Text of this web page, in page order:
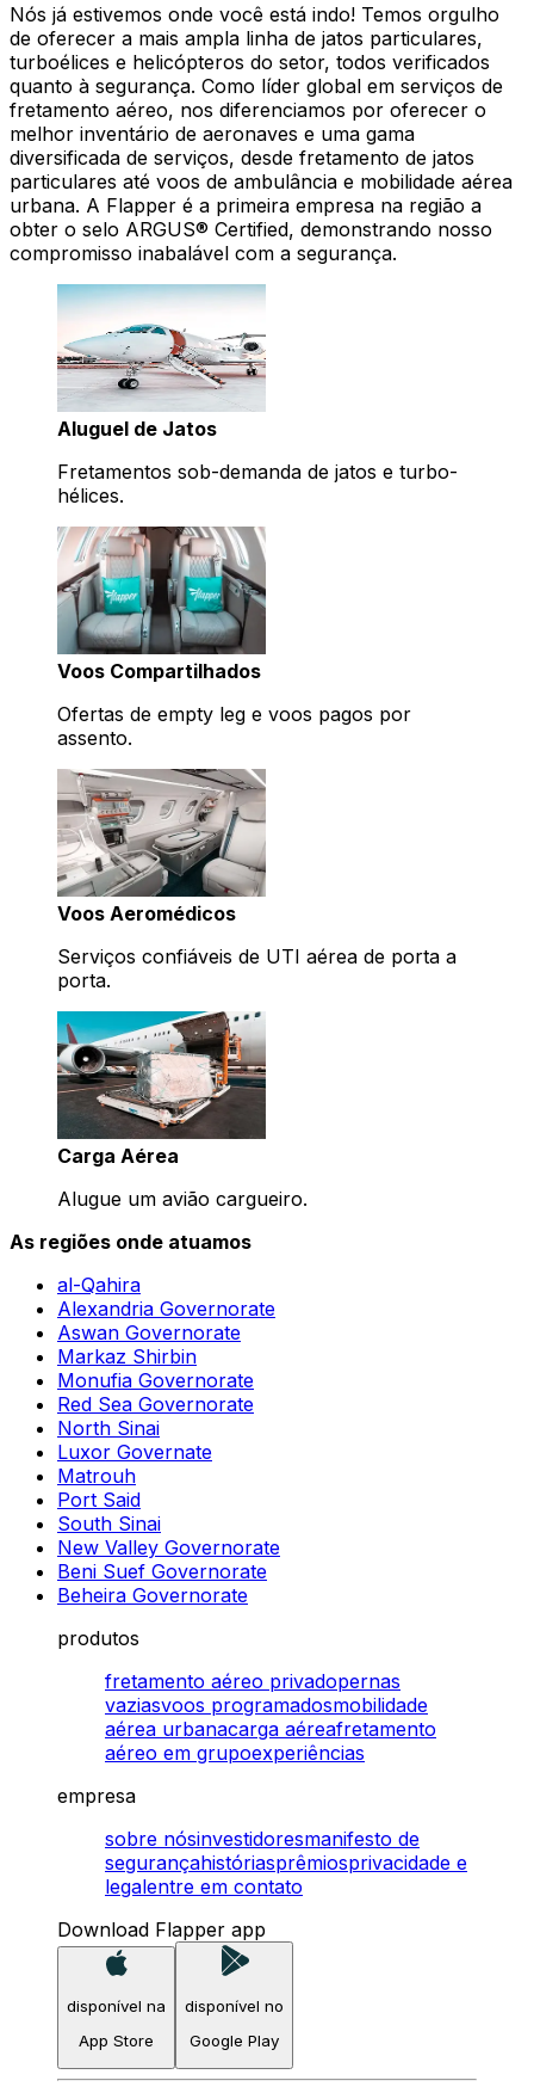
Nós já estivemos onde você está indo! Temos orgulho
de oferecer a mais ampla linha de jatos particulares,
turboélices e helicópteros do setor, todos verificados
quanto à segurança. Como líder global em serviços de
fretamento aéreo, nos diferenciamos por oferecer o
melhor inventário de aeronaves e uma gama
diversificada de serviços, desde fretamento de jatos
particulares até voos de ambulância e mobilidade aérea
urbana. A Flapper é a primeira empresa na região a
obter o selo ARGUS® Certified, demonstrando nosso
compromisso inabalável com a segurança.
Aluguel de Jatos
Fretamentos sob-demanda de jatos e turbo-
hélices.
Voos Compartilhados
Ofertas de empty leg e voos pagos por
assento.
Voos Aeromédicos
Serviços confiáveis de UTI aérea de porta a
porta.
Carga Aérea
Alugue um avião cargueiro.
As regiões onde atuamos
al-Qahira
Alexandria Governorate
Aswan Governorate
Markaz Shirbin
Monufia Governorate
Red Sea Governorate
North Sinai
Luxor Governate
Matrouh
Port Said
South Sinai
New Valley Governorate
Beni Suef Governorate
Beheira Governorate
produtos
fretamento aéreo privadopernas
vaziasvoos programadosmobilidade
aérea urbanacarga aéreafretamento
aéreo em grupoexperiências
empresa
sobre nósinvestidoresmanifesto de
segurançahistóriasprêmiosprivacidade e
legalentre em contato
Download Flapper app
disponível na
App Store
disponível no
Google Play